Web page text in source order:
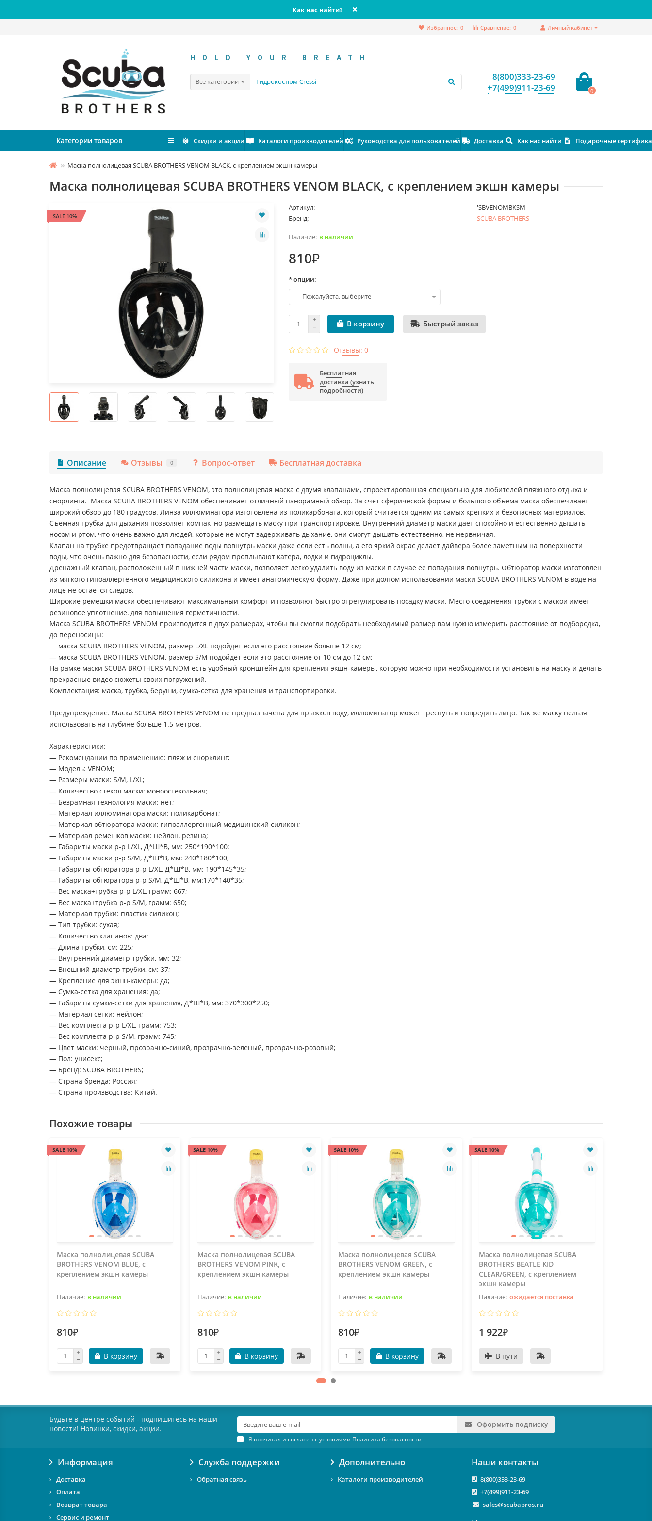
Как нас найти?
Личный кабинет
Сравнение: 0
Избранное: 0
HOLD YOUR BREATH
Все категории
8(800)333-23-69
+7(499)911-23-69
0
Категории товаров Скидки и акции Каталоги производителей Руководства для пользователей Доставка Как нас найти Подарочные
Маска полнолицевая SCUBA BROTHERS VENOM BLACK, с креплением экшн камеры
Маска полнолицевая SCUBA BROTHERS VENOM BLACK, с креплением экшн камеры
SALE 10%
Артикул:
'SBVENOMBKSM
Бренд:
SCUBA BROTHERS
в наличии
810₽
* опции:
В корзину Быстрый заказ
Отзывы: 0
Бесплатная
доставка (узнать
подробности)
Описание Отзывы 0 Вопрос-ответ Бесплатная доставка
Маска полнолицевая SCUBA BROTHERS VENOM, это полнолицевая маска с двумя клапанами, спроектированная специально для любителей пляжного отдыха и
снорлинга. Маска SCUBA BROTHERS VENOM обеспечивает отличный панорамный обзор. За счет сферической формы и большого объема маска обеспечивает
широкий обзор до 180 градусов. Линза иллюминатора изготовлена из поликарбоната, который считается одним их самых крепких и безопасных материалов.
Съемная трубка для дыхания позволяет компактно размещать маску при транспортировке. Внутренний диаметр маски дает спокойно и естественно дышать
носом и ртом, что очень важно для людей, которые не могут задерживать дыхание, они смогут дышать естественно, не нервничая.
Клапан на трубке предотвращает попадание воды вовнутрь маски даже если есть волны, а его яркий окрас делает дайвера более заметным на поверхности
воды, что очень важно для безопасности, если рядом проплывают катера, лодки и гидроциклы.
Дренажный клапан, расположенный в нижней части маски, позволяет легко удалить воду из маски в случае ее попадания вовнутрь. Обтюратор маски изготовлен
из мягкого гипоаллергенного медицинского силикона и имеет анатомическую форму. Даже при долгом использовании маски SCUBA BROTHERS VENOM в воде на
лице не остается следов.
Широкие ремешки маски обеспечивают максимальный комфорт и позволяют быстро отрегулировать посадку маски. Место соединения трубки с маской имеет
резиновое уплотнение, для повышения герметичности.
Маска SCUBA BROTHERS VENOM производится в двух размерах, чтобы вы смогли подобрать необходимый размер вам нужно измерить расстояние от подбородка,
до переносицы:
— маска SCUBA BROTHERS VENOM, размер L/XL подойдет если это расстояние больше 12 см;
— маска SCUBA BROTHERS VENOM, размер S/M подойдет если это расстояние от 10 см до 12 см;
На рамке маски SCUBA BROTHERS VENOM есть удобный кронштейн для крепления экшн-камеры, которую можно при необходимости установить на маску и делать
прекрасные видео сюжеты своих погружений.
Комплектация: маска, трубка, беруши, сумка-сетка для хранения и транспортировки.
Предупреждение: Маска SCUBA BROTHERS VENOM не предназначена для прыжков воду, иллюминатор может треснуть и повредить лицо. Так же маску нельзя
использовать на глубине больше 1.5 метров.
Характеристики:
— Рекомендации по применению: пляж и снорклинг;
— Модель: VENOM;
— Размеры маски: S/M, L/XL;
— Количество стекол маски: моноостекольная;
— Безрамная технология маски: нет;
— Материал иллюминатора маски: поликарбонат;
— Материал обтюратора маски: гипоаллергенный медицинский силикон;
— Материал ремешков маски: нейлон, резина;
— Габариты маски р-р L/XL, Д*Ш*В, мм: 250*190*100;
— Габариты маски р-р S/M, Д*Ш*В, мм: 240*180*100;
— Габариты обтюратора р-р L/XL, Д*Ш*В, мм: 190*145*35;
— Габариты обтюратора р-р S/M, Д*Ш*В, мм:170*140*35;
— Вес маска+трубка р-р L/XL, грамм: 667;
— Вес маска+трубка р-р S/M, грамм: 650;
— Материал трубки: пластик силикон;
— Тип трубки: сухая;
— Количество клапанов: два;
— Длина трубки, см: 225;
— Внутренний диаметр трубки, мм: 32;
— Внешний диаметр трубки, см: 37;
— Крепление для экшн-камеры: да;
— Сумка-сетка для хранения: да;
— Габариты сумки-сетки для хранения, Д*Ш*В, мм: 370*300*250;
— Материал сетки: нейлон;
— Вес комплекта р-р L/XL, грамм: 753;
— Вес комплекта р-р S/M, грамм: 745;
— Цвет маски: черный, прозрачно-синий, прозрачно-зеленый, прозрачно-розовый;
— Пол: унисекс;
— Бренд: SCUBA BROTHERS;
— Страна бренда: Россия;
— Страна производства: Китай.
Похожие товары
SALE 10%
Маска полнолицевая SCUBA
BROTHERS VENOM BLUE, с
креплением экшн камеры
в наличии
810₽
В корзину
SALE 10%
Маска полнолицевая SCUBA
BROTHERS VENOM PINK, с
креплением экшн камеры
в наличии
810₽
В корзину
SALE 10%
Маска полнолицевая SCUBA
BROTHERS VENOM GREEN, с
креплением экшн камеры
в наличии
810₽
В корзину
SALE 10%
Маска полнолицевая SCUBA
BROTHERS BEATLE KID
CLEAR/GREEN, с креплением
экшн камеры
ожидается поставка
1 922₽
В пути
Будьте в центре событий - подпишитесь на наши
новости! Новинки, скидки, акции.
Оформить подписку
Я прочитал и согласен с условиями Политика безопасности
Информация
Доставка
Оплата
Возврат товара
Сервис и ремонт
Служба поддержки
Обратная связь
Дополнительно
Каталоги производителей
Наши контакты
8(800)333-23-69
+7(499)911-23-69
sales@scubabros.ru